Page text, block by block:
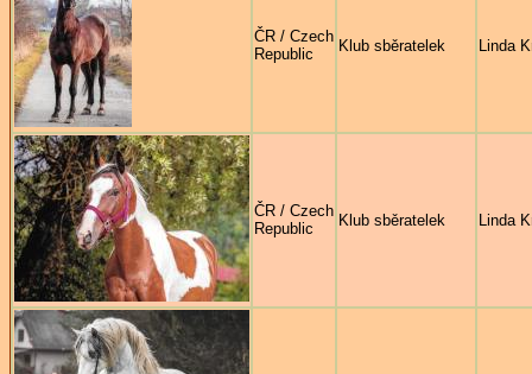
ČR / Czech
Republic
Klub sběratelek Linda
ČR / Czech
Republic
Klub sběratelek Linda